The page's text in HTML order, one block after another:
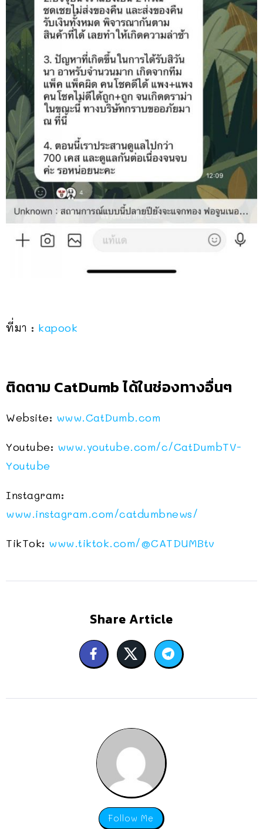
ที่มา : kapook
ติดตาม CatDumb ได้ในช่องทางอื่นๆ
Website: www.CatDumb.com
Youtube: www.youtube.com/c/CatDumbTV-
Youtube
Instagram:
www.instagram.com/catdumbnews/
TikTok: www.tiktok.com/@CATDUMBtv
Share Article
Follow Me